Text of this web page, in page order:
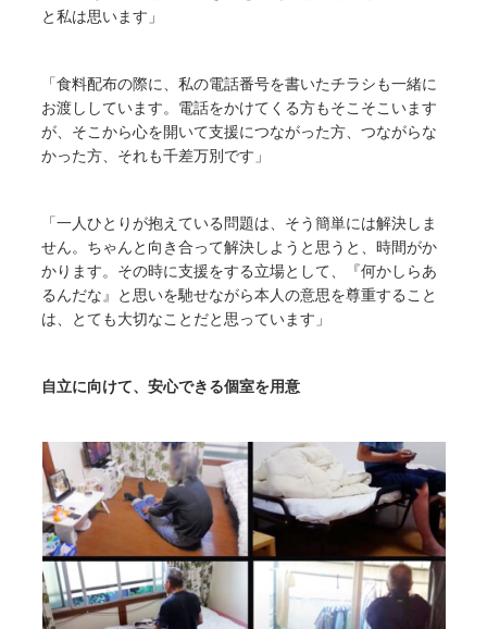
と私は思います」
「食料配布の際に、私の電話番号を書いたチラシも一緒に
お渡ししています。電話をかけてくる方もそこそこいます
が、そこから心を開いて支援につながった方、つながらな
かった方、それも千差万別です」
「一人ひとりが抱えている問題は、そう簡単には解決しま
せん。ちゃんと向き合って解決しようと思うと、時間がか
かります。その時に支援をする立場として、『何かしらあ
るんだな』と思いを馳せながら本人の意思を尊重すること
は、とても大切なことだと思っています」
自立に向けて、安心できる個室を用意